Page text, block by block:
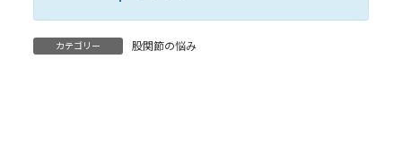
カテゴリー 股関節の悩み